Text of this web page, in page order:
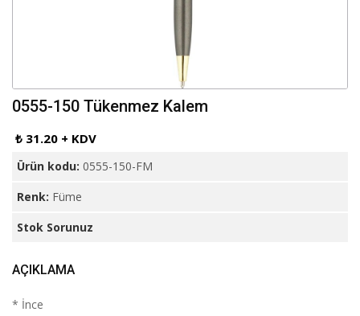
0555-150 Tükenmez Kalem
₺ 31.20 + KDV
Ürün kodu: 0555-150-FM
Renk: Füme
Stok Sorunuz
AÇIKLAMA
* İnce